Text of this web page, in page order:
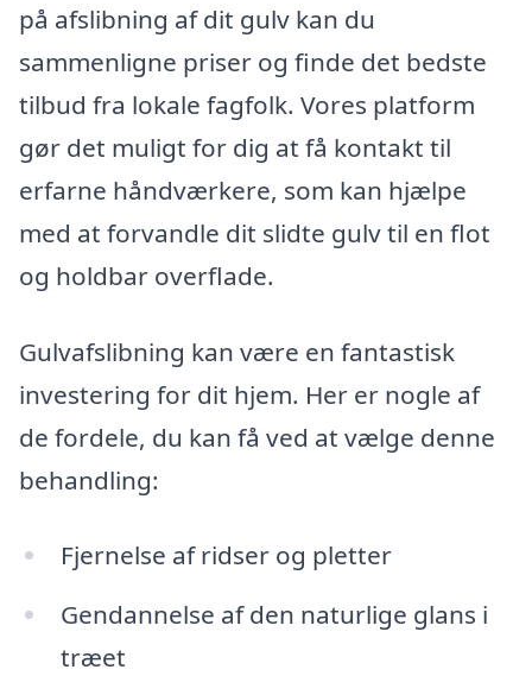
på afslibning af dit gulv kan du
sammenligne priser og finde det bedste
tilbud fra lokale fagfolk. Vores platform
gør det muligt for dig at få kontakt til
erfarne håndværkere, som kan hjælpe
med at forvandle dit slidte gulv til en flot
og holdbar overflade.
Gulvafslibning kan være en fantastisk
investering for dit hjem. Her er nogle af
de fordele, du kan få ved at vælge denne
behandling:
Fjernelse af ridser og pletter
Gendannelse af den naturlige glans i
træet